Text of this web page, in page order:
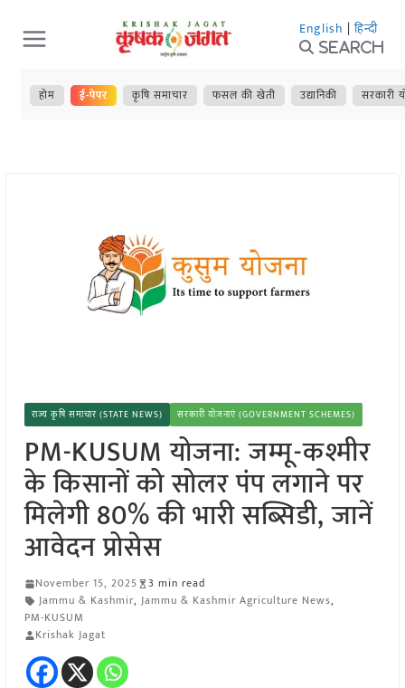
Skip
to
content
English | हिन्दी
Search
होम ई-पेपर कृषि समाचार फसल की खेती उद्यानिकी सरकारी
राज्य कृषि समाचार (STATE NEWS) सरकारी योजनाएं (GOVERNMENT SCHEMES)
PM-KUSUM योजना: जम्मू-कश्मीर
के किसानों को सोलर पंप लगाने पर
मिलेगी 80% की भारी सब्सिडी, जानें
आवेदन प्रोसेस
November 15, 2025
3 min read
Jammu & Kashmir, Jammu & Kashmir Agriculture News,
PM-KUSUM
Krishak Jagat